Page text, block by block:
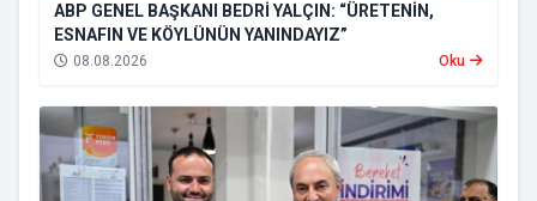
ABP GENEL BAŞKANI BEDRİ YALÇIN: “ÜRETENİN,
ESNAFIN VE KÖYLÜNÜN YANINDAYIZ”
08.08.2026 Oku